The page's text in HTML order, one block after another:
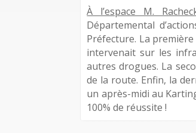
À l’espace M.
Départemental
Préfecture. La
intervenait sur les
autres drogues. La
de la route. Enfin, la
un après-midi au
100% de réussite !